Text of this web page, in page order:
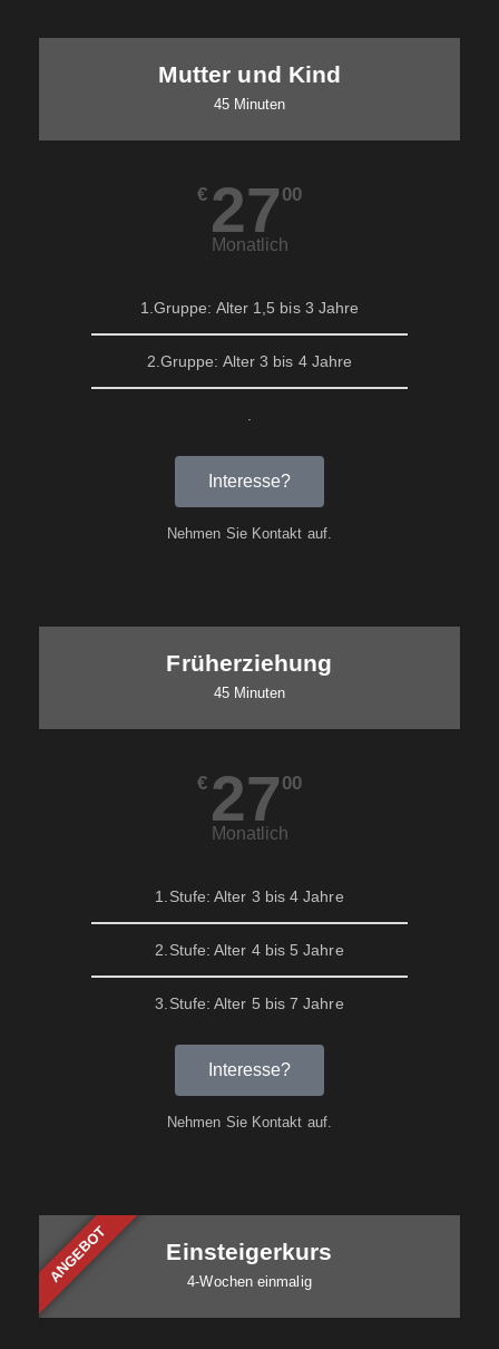
Mutter und Kind
45 Minuten
€ 27 00
Monatlich
1.Gruppe: Alter 1,5 bis 3 Jahre
2.Gruppe: Alter 3 bis 4 Jahre
Interesse?
Nehmen Sie Kontakt auf.
Früherziehung
45 Minuten
€ 27 00
Monatlich
1.Stufe: Alter 3 bis 4 Jahre
2.Stufe: Alter 4 bis 5 Jahre
3.Stufe: Alter 5 bis 7 Jahre
Interesse?
Nehmen Sie Kontakt auf.
Einsteigerkurs
4-Wochen einmalig
ANGEBOT